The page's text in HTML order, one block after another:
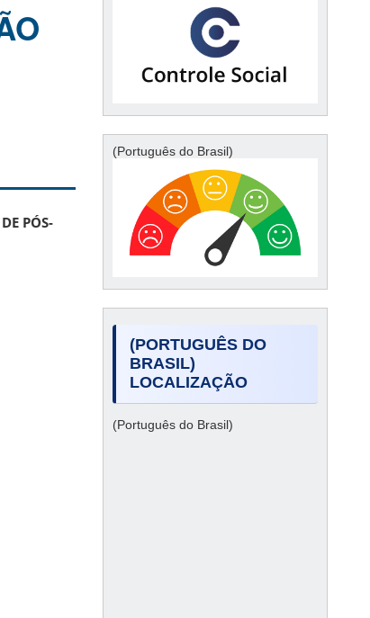
PÓS-
(Português do Brasil)
(PORTUGUÊS DO
BRASIL)
LOCALIZAÇÃO
(Português do Brasil)